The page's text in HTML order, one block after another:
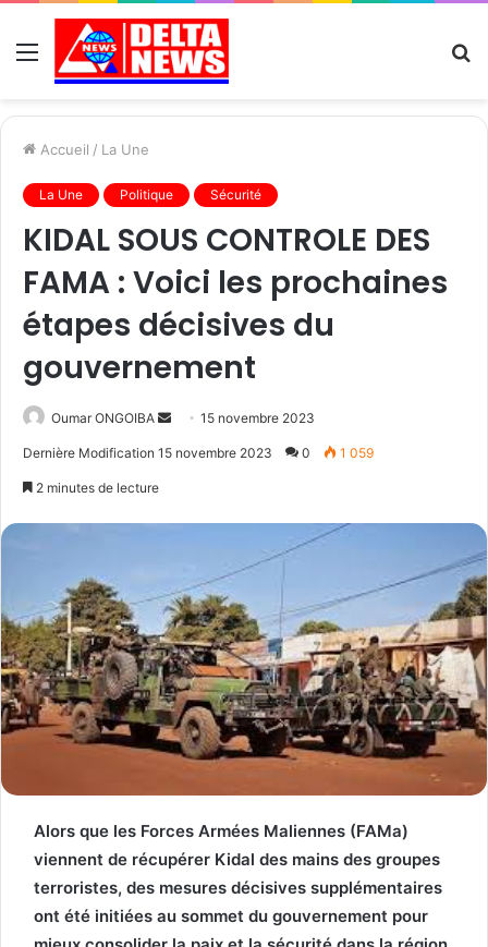
Menu
Accueil / La Une
La Une Politique Sécurité
KIDAL SOUS CONTROLE DES
FAMA : Voici les prochaines
étapes décisives du
gouvernement
Oumar ONGOIBA
Send15 novembre 2023
Dernière Modification 15 novembre 2023 0 1 059
2 minutes de lecture
Alors que les Forces Armées Maliennes (FAMa)
viennent de récupérer Kidal des mains des groupes
terroristes, des mesures décisives supplémentaires
ont été initiées au sommet du gouvernement pour